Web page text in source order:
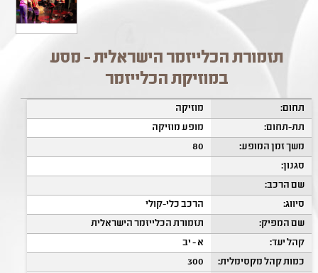
תזמורת הכלייזמר הישראלית - מסע
במוזיקת הכלייזמר
תחום:
מוזיקה
תת-תחום:
מופע מוזיקה
משך זמן המופע:
80
סגנון:
שם הרכב:
סיווג:
הרכב כלי-קולי
שם המפיק:
תזמורת הכלייזמר הישראלית
קהל יעד:
א - יב
כמות קהל מקסימלית:
300